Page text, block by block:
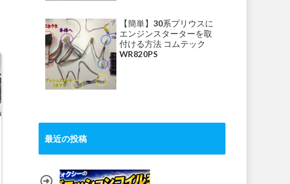
【簡単】30系プリウスに
エンジンスターターを取
付ける方法 コムテック
WR820PS
最近の投稿